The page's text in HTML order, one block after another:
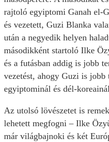
rajtoló egyiptomi Ganah el-
és vezetett, Guzi Blanka
után a negyedik helyen
másodikként startoló Ilke
és a futásban addig is jobb
vezetést, ahogy Guzi is
egyiptominál és dél-
Az utolsó lövészetet is
lehetett megfogni – Ilke
már világbajnoki és két